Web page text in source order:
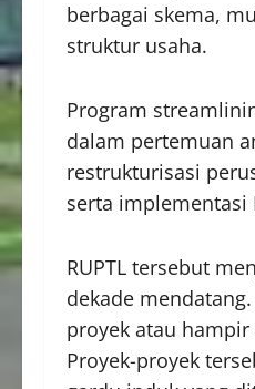
berbagai skema,
struktur usaha.
Program
dalam pertemuan
restrukturisasi
serta implementasi
RUPTL tersebut
dekade
proyek atau
Proyek-proyek